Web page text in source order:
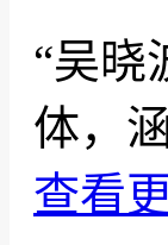
“吴晓
体，
查看